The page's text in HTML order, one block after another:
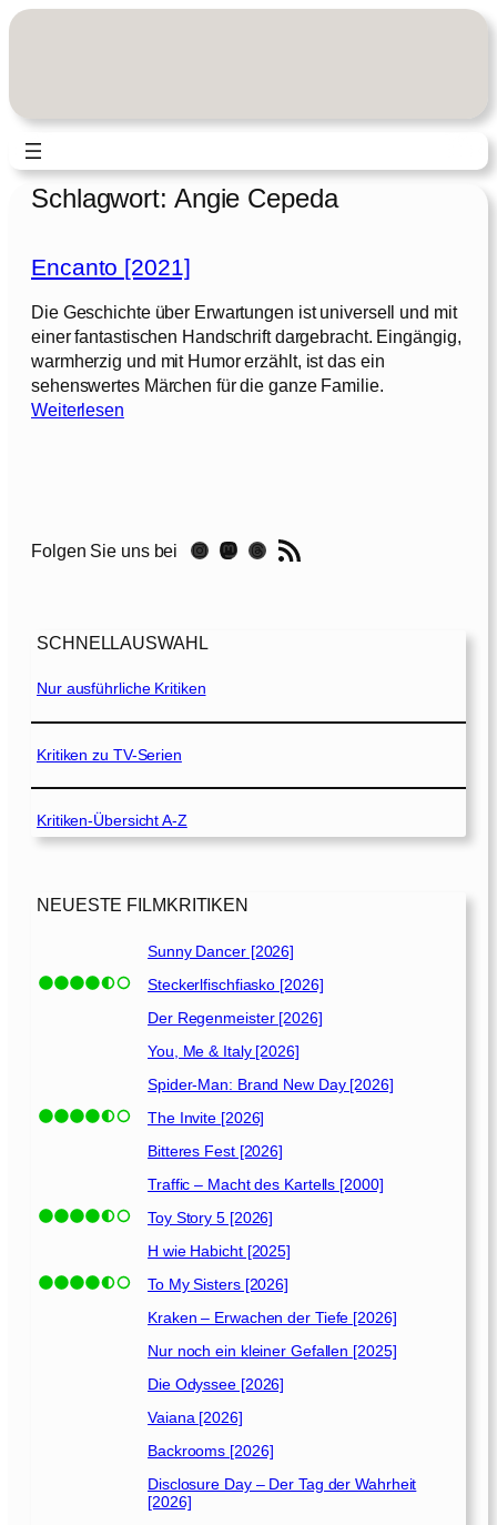
Zum
Schlagwort: Angie Cepeda
Encanto [2021]
Die Geschichte über Erwartungen ist universell und mit
einer fantastischen Handschrift dargebracht. Eingängig,
warmherzig und mit Humor erzählt, ist das ein
sehenswertes Märchen für die ganze Familie.
Weiterlesen:
t
0
1
]
Folgen Sie uns bei Instagram Mastodon Threads RSS-Feed
SCHNELLAUSWAHL
Nur ausführliche Kritiken
Kritiken zu TV-Serien
Kritiken-Übersicht A-Z
NEUESTE FILMKRITIKEN
Sunny Dancer [2026]
Steckerlfischfiasko [2026]
Der Regenmeister [2026]
You, Me & Italy [2026]
Spider-Man: Brand New Day [2026]
The Invite [2026]
Bitteres Fest [2026]
Traffic – Macht des Kartells [2000]
Toy Story 5 [2026]
H wie Habicht [2025]
To My Sisters [2026]
Kraken – Erwachen der Tiefe [2026]
Nur noch ein kleiner Gefallen [2025]
Die Odyssee [2026]
Vaiana [2026]
Backrooms [2026]
Disclosure Day – Der Tag der Wahrheit
[2026]